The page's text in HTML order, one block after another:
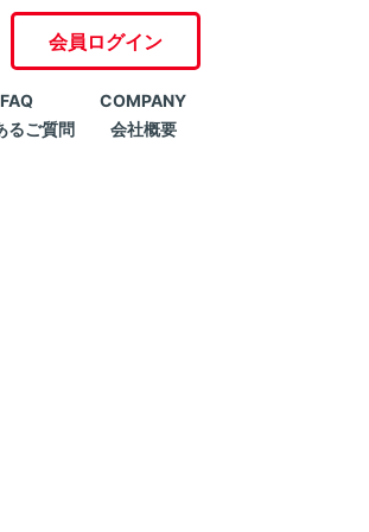
会員ログイン
FAQ
るご質問
COMPANY
会社概要